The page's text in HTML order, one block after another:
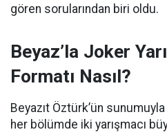
gören sorularından biri oldu.
Beyaz’la Joker
Formatı Nasıl?
Beyazıt Öztürk’ün
her bölümde iki yarışmacı